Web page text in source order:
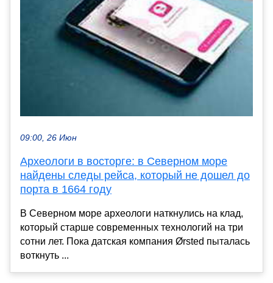
09:00, 26 Июн
Археологи в восторге: в Северном море
найдены следы рейса, который не дошел до
порта в 1664 году
В Северном море археологи наткнулись на клад,
который старше современных технологий на три
сотни лет. Пока датская компания Ørsted пыталась
воткнуть ...